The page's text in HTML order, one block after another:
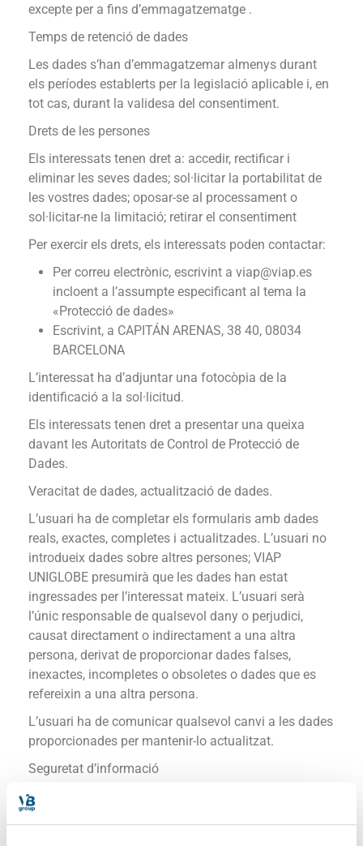
excepte per a fins d’emmagatzematge .
Temps de retenció de dades
Les dades s’han d’emmagatzemar almenys durant
els períodes establerts per la legislació aplicable i, en
tot cas, durant la validesa del consentiment.
Drets de les persones
Els interessats tenen dret a: accedir, rectificar i
eliminar les seves dades; sol·licitar la portabilitat de
les vostres dades; oposar-se al processament o
sol·licitar-ne la limitació; retirar el consentiment
Per exercir els drets, els interessats poden contactar:
Per correu electrònic, escrivint a viap@viap.es
incloent a l’assumpte especificant al tema la
«Protecció de dades»
Escrivint, a CAPITÁN ARENAS, 38 40, 08034
BARCELONA
L’interessat ha d’adjuntar una fotocòpia de la
identificació a la sol·licitud.
Els interessats tenen dret a presentar una queixa
davant les Autoritats de Control de Protecció de
Dades.
Veracitat de dades, actualització de dades.
L’usuari ha de completar els formularis amb dades
reals, exactes, completes i actualitzades. L’usuari no
introdueix dades sobre altres persones; VIAP
UNIGLOBE presumirà que les dades han estat
ingressades per l’interessat mateix. L’usuari serà
l’únic responsable de qualsevol dany o perjudici,
causat directament o indirectament a una altra
persona, derivat de proporcionar dades falses,
inexactes, incompletes o obsoletes o dades que es
refereixin a una altra persona.
L’usuari ha de comunicar qualsevol canvi a les dades
proporcionades per mantenir-lo actualitzat.
Seguretat d’informació
VIAP UNIGLOBE ha pres totes les mesures requerides
per la llei per protegir les dades personals; així mateix,